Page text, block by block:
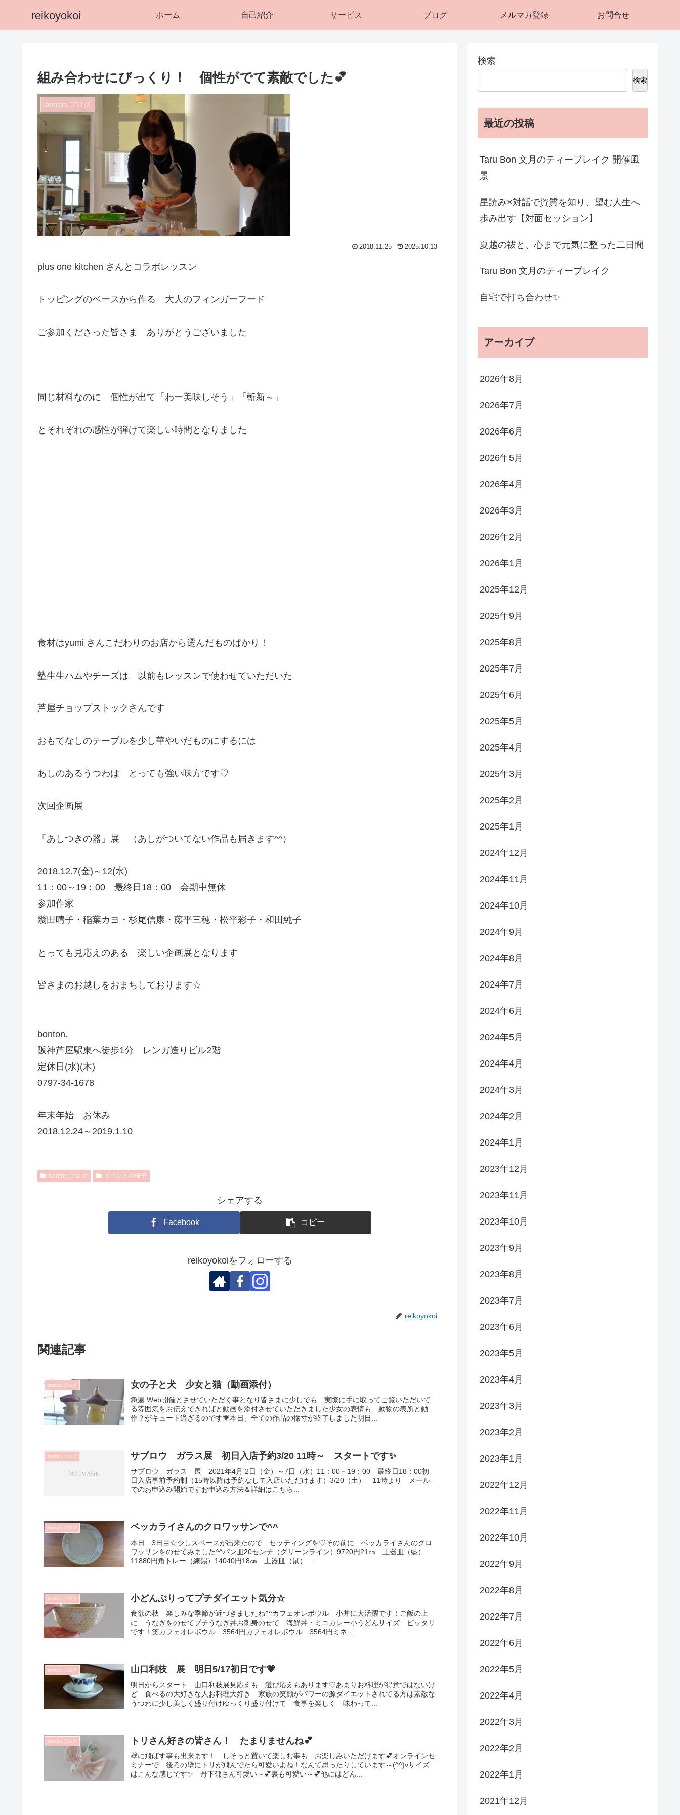
reikoyokoi ホーム 自己紹介 サービス ブログ メルマガ登録 お問合せ
組み合わせにびっくり！ 個性がでて素敵でした💕
bonton.ブログ
2018.11.25 2025.10.13
plus one kitchen さんとコラボレッスン
トッピングのベースから作る 大人のフィンガーフード
ご参加くださった皆さま ありがとうございました
同じ材料なのに 個性が出て「わー美味しそう」「斬新～」
とそれぞれの感性が弾けて楽しい時間となりました
食材はyumi さんこだわりのお店から選んだものばかり！
塾生生ハムやチーズは 以前もレッスンで使わせていただいた
芦屋チョップストックさんです
おもてなしのテーブルを少し華やいだものにするには
あしのあるうつわは とっても強い味方です♡
次回企画展
「あしつきの器」展 （あしがついてない作品も届きます^^）
2018.12.7(金)～12(水)
11：00～19：00 最終日18：00 会期中無休
参加作家
幾田晴子・稲葉カヨ・杉尾信康・藤平三穂・松平彩子・和田純子
とっても見応えのある 楽しい企画展となります
皆さまのお越しをおまちしております☆
bonton.
阪神芦屋駅東へ徒歩1分 レンガ造りビル2階
定休日(水)(木)
0797-34-1678
年末年始 お休み
2018.12.24～2019.1.10
bonton.ブログ イベントの様子
シェアする
Facebook コピー
reikoyokoiをフォローする
reikoyokoi
関連記事
bonton.ブログ 女の子と犬 少女と猫（動画添付）
急遽 Web開催とさせていただく事となり皆さまに少しでも 実際に手に取ってご覧いただいて
る雰囲気をお伝えできればと動画を添付させていただきました少女の表情も 動物の表所と動
作？がキュート過ぎるのです💗本日、全ての作品の採寸が終了しました明日...
bonton.ブログ サブロウ ガラス展 初日入店予約3/20 11時～ スタートです✨
サブロウ ガラス 展 2021年4月 2日（金）～7日（水）11：00－19：00 最終日18：00初
日入店事前予約制（15時以降は予約なして入店いただけます）3/20（土） 11時より メール
でのお申込み開始ですお申込み方法＆詳細はこちら...
bonton.ブログ ベッカライさんのクロワッサンで^^
本日 3日目☆少しスペースが出来たので セッティングを♡その前に ベッカライさんのクロ
ワッサンをのせてみました^^パン皿20センチ（グリーンライン）9720円21㎝ 土器皿（藍）
11880円角トレー（練錫）14040円18㎝ 土器皿（鼠） ...
bonton.ブログ 小どんぶりってプチダイエット気分☆
食欲の秋 楽しみな季節が近づきましたね^^カフェオレボウル 小丼に大活躍です！ご飯の上
に うなぎをのせてプチうなぎ丼お刺身のせて 海鮮丼・ミニカレー小うどんサイズ ピッタリ
です！笑カフェオレボウル 3564円カフェオレボウル 3564円ミネ...
bonton.ブログ 山口利枝 展 明日5/17初日です💗
明日からスタート 山口利枝展見応えも 選び応えもあります♡あまりお料理が得意ではないけ
ど 食べるの大好きな人お料理大好き 家族の笑顔がパワーの源ダイエットされてる方は素敵な
うつわに少し美しく盛り付けゆっくり盛り付けて 食事を楽しく 味わって...
bonton.ブログ トリさん好きの皆さん！ たまりませんね💕
壁に飛ばす事も出来ます！ しそっと置いて楽しむ事も お楽しみいただけます💕オンラインセ
ミナーで 後ろの壁にトリが飛んでたら可愛いよね！なんて思ったりしています～(^^)vサイズ
はこんな感じです✨ 丹下郁さん可愛い～💕裏も可愛い～💕他にはどん...
検索
検索
最近の投稿
Taru Bon 文月のティーブレイク 開催風
景
星読み×対話で資質を知り、望む人生へ
歩み出す【対面セッション】
夏越の祓と、心まで元気に整った二日間
Taru Bon 文月のティーブレイク
自宅で打ち合わせ✨
アーカイブ
2026年8月
2026年7月
2026年6月
2026年5月
2026年4月
2026年3月
2026年2月
2026年1月
2025年12月
2025年9月
2025年8月
2025年7月
2025年6月
2025年5月
2025年4月
2025年3月
2025年2月
2025年1月
2024年12月
2024年11月
2024年10月
2024年9月
2024年8月
2024年7月
2024年6月
2024年5月
2024年4月
2024年3月
2024年2月
2024年1月
2023年12月
2023年11月
2023年10月
2023年9月
2023年8月
2023年7月
2023年6月
2023年5月
2023年4月
2023年3月
2023年2月
2023年1月
2022年12月
2022年11月
2022年10月
2022年9月
2022年8月
2022年7月
2022年6月
2022年5月
2022年4月
2022年3月
2022年2月
2022年1月
2021年12月